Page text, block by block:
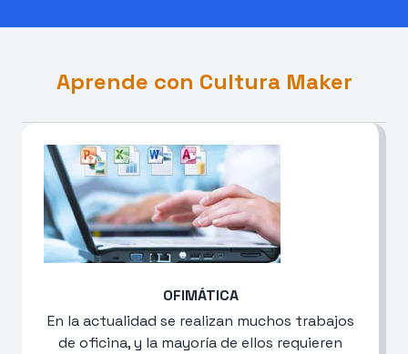
Aprende con Cultura Maker
OFIMÁTICA
En la actualidad se realizan muchos trabajos
de oficina, y la mayoría de ellos requieren